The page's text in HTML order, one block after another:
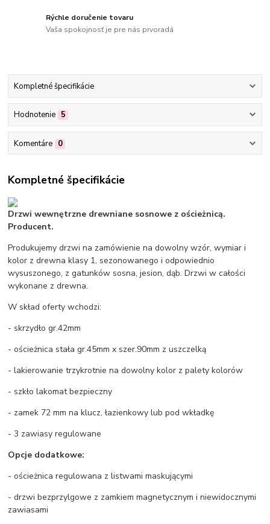
Rýchle doručenie tovaru
Vaša spokojnosť je pre nás prvoradá
Kompletné špecifikácie
Hodnotenie 5
Komentáre 0
Kompletné špecifikácie
Drzwi wewnętrzne drewniane sosnowe z ościeżnicą.
Producent.
Produkujemy drzwi na zamówienie na dowolny wzór, wymiar i
kolor z drewna klasy 1, sezonowanego i odpowiednio
wysuszonego, z gatunków sosna, jesion, dąb. Drzwi w całości
wykonane z drewna.
W skład oferty wchodzi:
- skrzydło gr.42mm
- ościeżnica stała gr.45mm x szer.90mm z uszczelką
- lakierowanie trzykrotnie na dowolny kolor z palety kolorów
- szkło lakomat bezpieczny
- zamek 72 mm na klucz, łazienkowy lub pod wkładkę
- 3 zawiasy regulowane
Opcje dodatkowe:
- ościeżnica regulowana z listwami maskującymi
- drzwi bezprzylgowe z zamkiem magnetycznym i niewidocznymi
zawiasami